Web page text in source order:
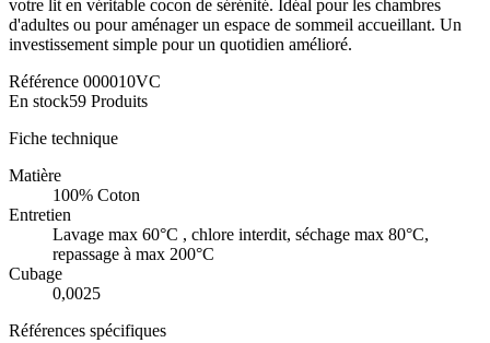
votre lit en véritable cocon de sérénité. Idéal pour les chambres
d'adultes ou pour aménager un espace de sommeil accueillant. Un
investissement simple pour un quotidien amélioré.
Référence 000010VC
En stock59 Produits
Fiche technique
Matière
100% Coton
Entretien
Lavage max 60°C , chlore interdit, séchage max 80°C,
repassage à max 200°C
Cubage
0,0025
Références spécifiques